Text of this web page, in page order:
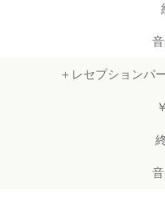
＋レセプションパ